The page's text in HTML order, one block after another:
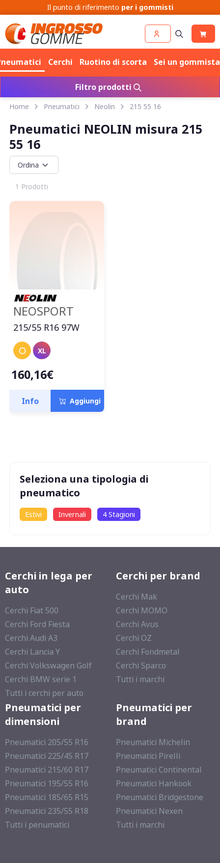
Competenza e prezzo perCerchiePneumatici
Cerchi Ruotino di scorta Sei un
Filtro prodotti
Home Pneumatici Neolin 215 55 16
Pneumatici NEOLIN misura 215
55 16
1 Prodotti
NEOSPORT
215/55 R16 97W
XL
160,16€
Info Aggiungi
Seleziona una tipologia di
pneumatico
Estivi Invernali 4 Stagioni
Cerchi in lega per
auto
Cerchi Fiat 500
Cerchi Ford Fiesta
Cerchi Audi A3
Cerchi Lancia Y
Cerchi Volkswagen Golf
Cerchi BMW serie 1
Tutti i cerchi per auto
Cerchi per brand
Cerchi Mak
Cerchi MOMO
Cerchi Avus
Cerchi OZ
Cerchi Fondmetal
Cerchi Sparco
Tutti i marchi
Pneumatici per
dimensioni
Pneumatici 205/55 R16
Pneumatici 225/45 R17
Pneumatici 215/60 R17
Pneumatici 195/55 R16
Pneumatici 185/65 R15
Pneumatici 235/55 R18
Tutti i penumatici
Pneumatici per
brand
Pneumatici Michelin
Pneumatici Pirelli
Pneumatici Continental
Pneumatici Hankook
Pneumatici Bridgestone
Pneumatici Nexen
Tutti i marchi